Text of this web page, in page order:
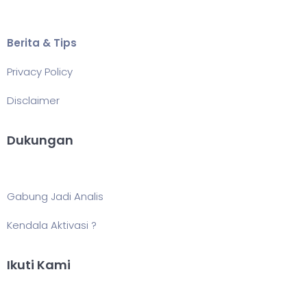
Berita & Tips
Privacy Policy
Disclaimer
Dukungan
Gabung Jadi Analis
Kendala Aktivasi ?
Ikuti Kami